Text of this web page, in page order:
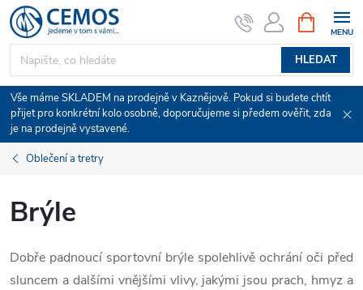
Přejít
na
obsah
HLEDAT
NÁKUPNÍ
KOŠÍK
Vše máme SKLADEM na prodejně v Kaznějově. Pokud si budete chtít
přijet pro konkrétní kolo osobně, doporučujeme si předem ověřit, zda
je na prodejně vystavené.
Oblečení a tretry
Brýle
Dobře padnoucí sportovní brýle spolehlivě ochrání oči před
sluncem a dalšími vnějšími vlivy, jakými jsou prach, hmyz a